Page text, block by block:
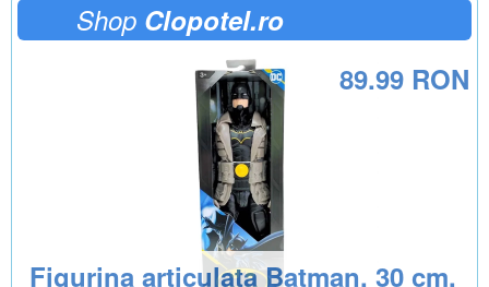
Shop Clopotel.ro
Figurina articulata Batman, 30 cm,
89.99 RON